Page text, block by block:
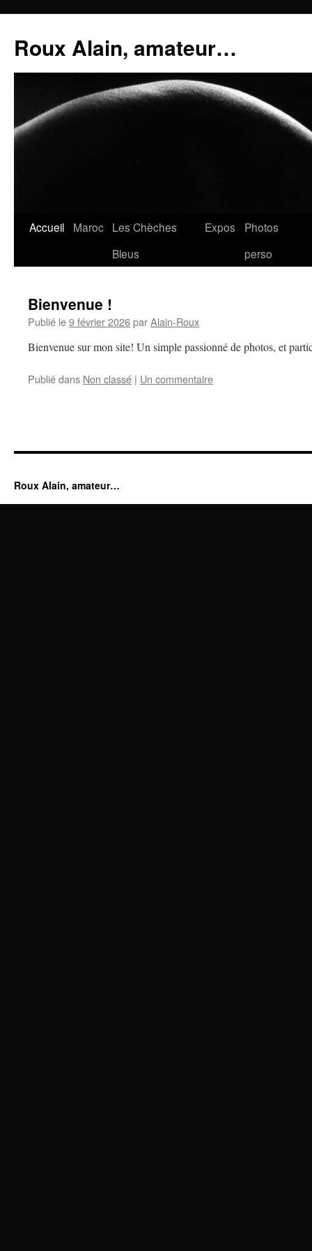
contenu
Roux Alain, amateur…
Accueil Maroc Les Chèches
Bleus
Expos
Photos
perso
Bienvenue !
Publié le9 février 2026parAlain-Roux
Bienvenue sur mon site! Un simple passionné de photos, et
Publié dans Non classé | Un commentaire
Roux Alain, amateur…